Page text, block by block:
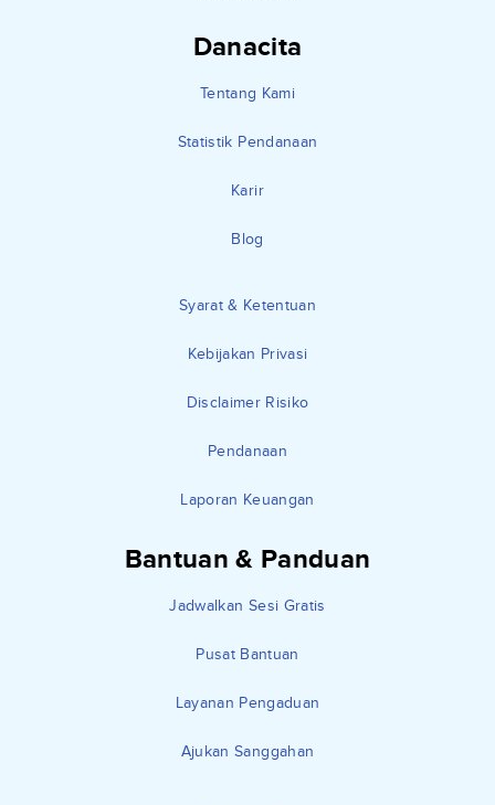
Danacita
Tentang Kami
Statistik Pendanaan
Karir
Blog
Syarat & Ketentuan
Kebijakan Privasi
Disclaimer Risiko
Pendanaan
Laporan Keuangan
Bantuan & Panduan
Jadwalkan Sesi Gratis
Pusat Bantuan
Layanan Pengaduan
Ajukan Sanggahan